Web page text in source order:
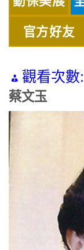
官方好友
觀看次數:
蔡文玉